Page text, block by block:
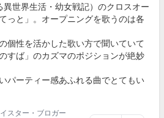
世界生活・幼女戦記）のクロスオー
っと」。オープニングを歌うのは各
個性を活かした歌い方で聞いていて
すば」のカズマのポジションが絶妙
パーティー感あふれる曲でとてもい
スター・ブロガー